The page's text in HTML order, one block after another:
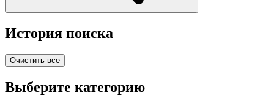
История поиска
Очистить все
Выберите категорию